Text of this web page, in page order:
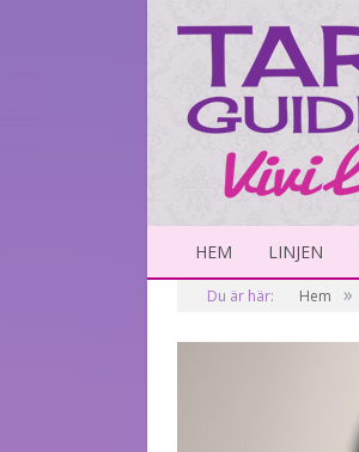
HEM LINJEN
Du är här: Hem »